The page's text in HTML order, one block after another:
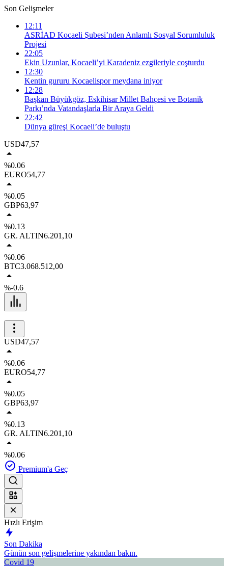
Son Gelişmeler
12:11
ASRİAD Kocaeli Şubesi’nden Anlamlı Sosyal Sorumluluk
Projesi
22:05
Ekin Uzunlar, Kocaeli’yi Karadeniz ezgileriyle coşturdu
12:30
Kentin gururu Kocaelispor meydana iniyor
12:28
Başkan Büyükgöz, Eskihisar Millet Bahçesi ve Botanik
Parkı’nda Vatandaşlarla Bir Araya Geldi
22:42
Dünya güreşi Kocaeli’de buluştu
USD47,57
%0.06
EURO54,77
%0.05
GBP63,97
%0.13
GR. ALTIN6.201,10
%0.06
BTC3.068.512,00
%-0.6
USD47,57
%0.06
EURO54,77
%0.05
GBP63,97
%0.13
GR. ALTIN6.201,10
%0.06
Premium'a Geç
Hızlı Erişim
Son Dakika
Günün son gelişmelerine yakından bakın.
Covid 19